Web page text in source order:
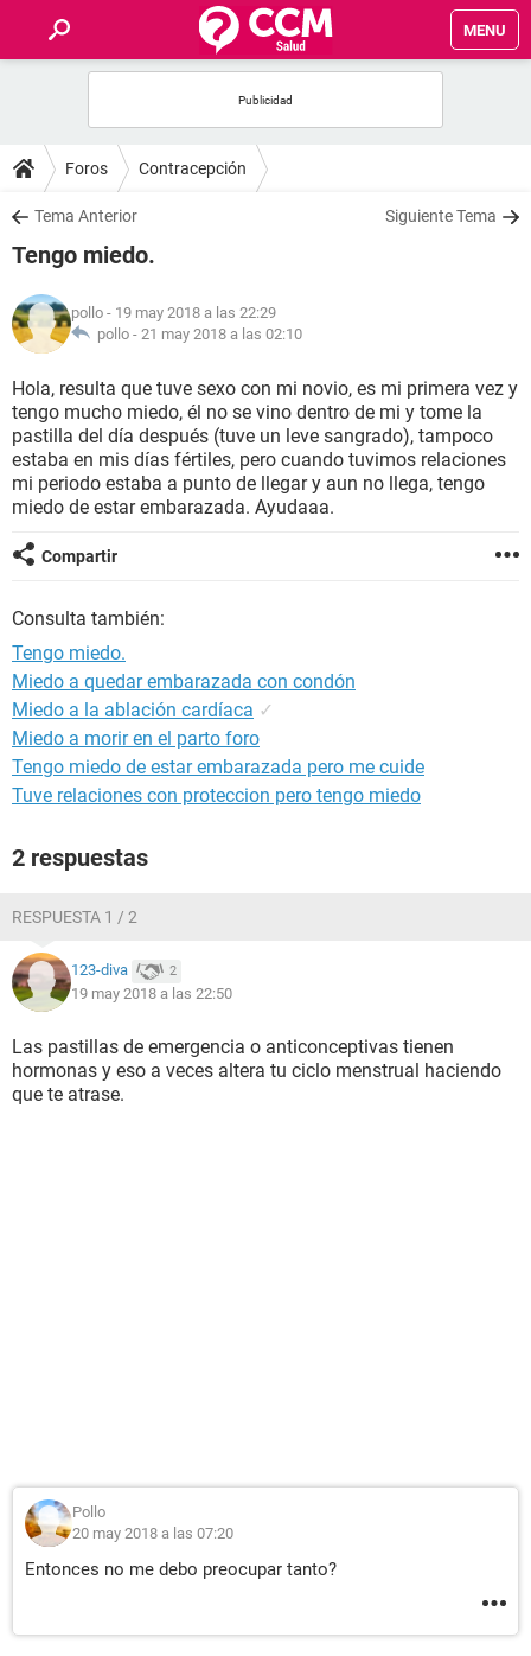
MENU
FOROS
SALUD
FAMILIA
NUTRICIÓN
BIENESTAR
SEXUALIDAD
GLOSARIO
Foros Contracepción
Tema Anterior Siguiente Tema
Tengo miedo.
pollo - 19 may 2018 a las 22:29
pollo - 21 may 2018 a las 02:10
Hola, resulta que tuve sexo con mi novio, es mi primera vez y
tengo mucho miedo, él no se vino dentro de mi y tome la
pastilla del día después (tuve un leve sangrado), tampoco
estaba en mis días fértiles, pero cuando tuvimos relaciones
mi periodo estaba a punto de llegar y aun no llega, tengo
miedo de estar embarazada. Ayudaaa.
Compartir
Consulta también:
Tengo miedo.
Miedo a quedar embarazada con condón
Miedo a la ablación cardíaca ✓
Miedo a morir en el parto foro
Tengo miedo de estar embarazada pero me cuide
Tuve relaciones con proteccion pero tengo miedo
2 respuestas
RESPUESTA 1 / 2
123-diva 2
19 may 2018 a las 22:50
Las pastillas de emergencia o anticonceptivas tienen
hormonas y eso a veces altera tu ciclo menstrual haciendo
que te atrase.
Pollo
20 may 2018 a las 07:20
Entonces no me debo preocupar tanto?